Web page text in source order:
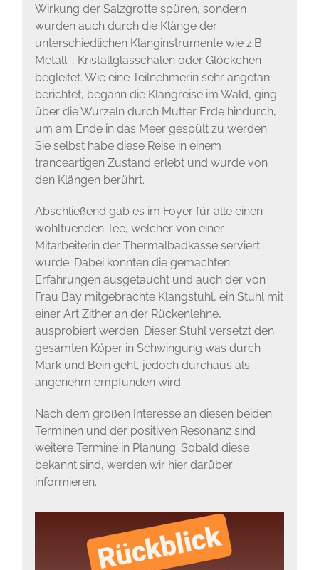
Wirkung der Salzgrotte spüren, sondern
wurden auch durch die Klänge der
unterschiedlichen Klanginstrumente wie z.B.
Metall-, Kristallglasschalen oder Glöckchen
begleitet. Wie eine Teilnehmerin sehr angetan
berichtet, begann die Klangreise im Wald, ging
über die Wurzeln durch Mutter Erde hindurch,
um am Ende in das Meer gespült zu werden.
Sie selbst habe diese Reise in einem
tranceartigen Zustand erlebt und wurde von
den Klängen berührt.
Abschließend gab es im Foyer für alle einen
wohltuenden Tee, welcher von einer
Mitarbeiterin der Thermalbadkasse serviert
wurde. Dabei konnten die gemachten
Erfahrungen ausgetaucht und auch der von
Frau Bay mitgebrachte Klangstuhl, ein Stuhl mit
einer Art Zither an der Rückenlehne,
ausprobiert werden. Dieser Stuhl versetzt den
gesamten Köper in Schwingung was durch
Mark und Bein geht, jedoch durchaus als
angenehm empfunden wird.
Nach dem großen Interesse an diesen beiden
Terminen und der positiven Resonanz sind
weitere Termine in Planung. Sobald diese
bekannt sind, werden wir hier darüber
informieren.